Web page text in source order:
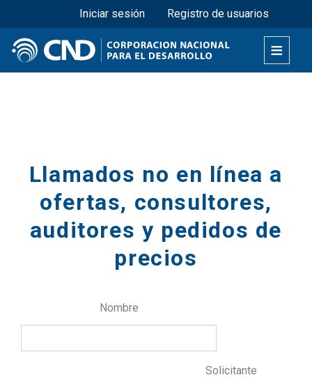
Pasar
al
contenido
principal
Menú superior
Iniciar sesión Registro de usuarios
Llamados no en línea a
ofertas, consultores,
auditores y pedidos de
precios
Nombre
Solicitante